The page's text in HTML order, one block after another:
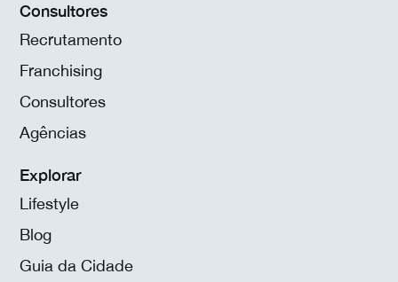
Consultores
Recrutamento
Franchising
Consultores
Agências
Explorar
Lifestyle
Blog
Guia da Cidade